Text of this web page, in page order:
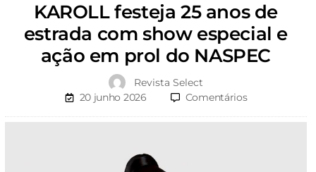
KAROLL festeja 25 anos de
estrada com show especial e
ação em prol do NASPEC
Revista Select
20 junho 2026
Comentários